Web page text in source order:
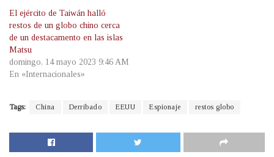
El ejército de Taiwán halló
restos de un globo chino cerca
de un destacamento en las islas
Matsu
domingo, 14 mayo 2023 9:46 AM
En «Internacionales»
Tags: China Derribado EEUU Espionaje restos globo